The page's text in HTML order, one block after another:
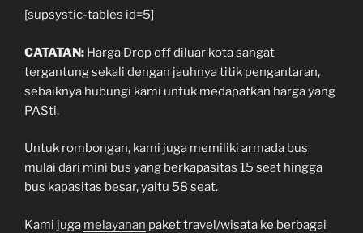
[supsystic-tables id=5]
CATATAN: Harga Drop off diluar kota sangat
tergantung sekali dengan jauhnya titik pengantaran,
sebaiknya hubungi kami untuk medapatkan harga yang
PASti.
Untuk rombongan, kami juga memiliki armada bus
mulai dari mini bus yang berkapasitas 15 seat hingga
bus kapasitas besar, yaitu 58 seat.
Kami juga melayanan paket travel/wisata ke berbagai